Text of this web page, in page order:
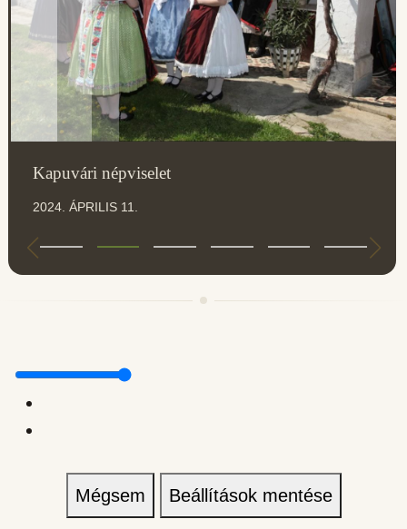
Kapuvári népviselet
2024. ÁPRILIS 11.
Mégsem Beállítások mentése